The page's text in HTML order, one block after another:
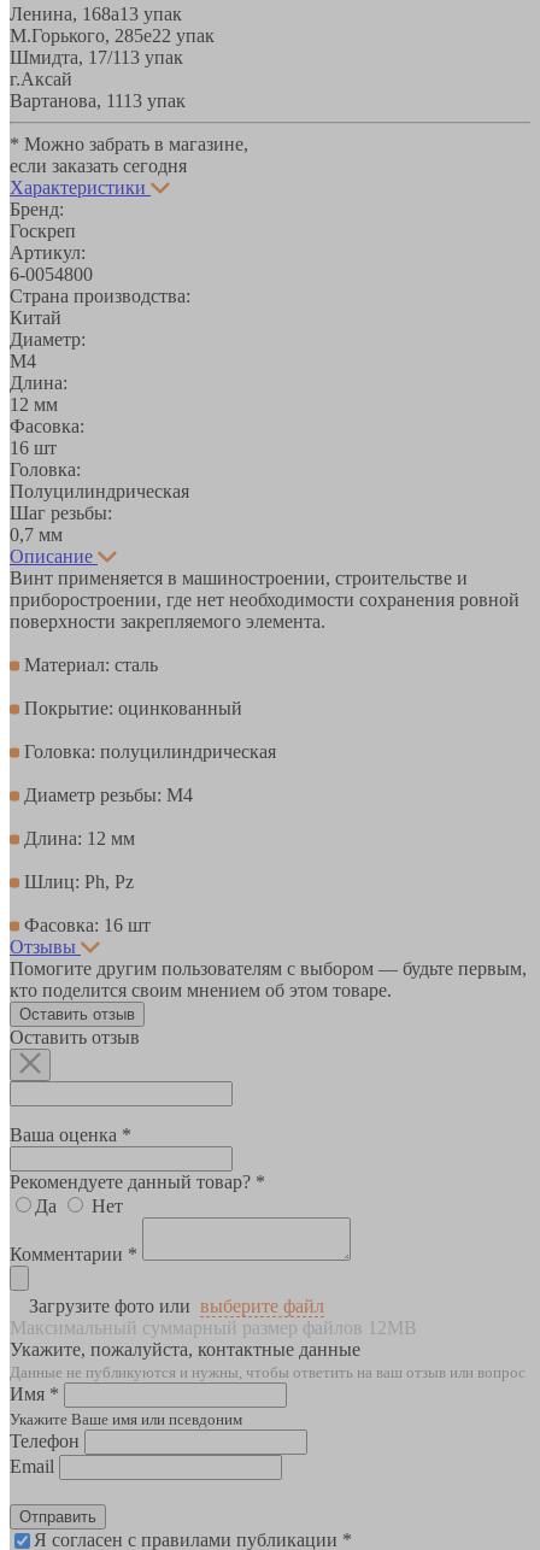
Ленина, 168а13 упак
М.Горького, 285е22 упак
Шмидта, 17/113 упак
г.Аксай
Вартанова, 1113 упак
* Можно забрать в магазине,
если заказать сегодня
Характеристики
Бренд:
Госкреп
Артикул:
6-0054800
Страна производства:
Китай
Диаметр:
М4
Длина:
12 мм
Фасовка:
16 шт
Головка:
Полуцилиндрическая
Шаг резьбы:
0,7 мм
Описание
Винт применяется в машиностроении, строительстве и
приборостроении, где нет необходимости сохранения ровной
поверхности закрепляемого элемента.
Материал: сталь
Покрытие: оцинкованный
Головка: полуцилиндрическая
Диаметр резьбы: М4
Длина: 12 мм
Шлиц: Ph, Pz
Фасовка: 16 шт
Отзывы
Помогите другим пользователям с выбором — будьте первым,
кто поделится своим мнением об этом товаре.
Оставить отзыв
Оставить отзыв
Ваша оценка *
Рекомендуете данный товар? *
Да
Нет
Комментарии *
Загрузите фото или выберите файл
Максимальный суммарный размер файлов 12MB
Укажите, пожалуйста, контактные данные
Данные не публикуются и нужны, чтобы ответить на ваш отзыв или вопрос
Имя *
Укажите Ваше имя или псевдоним
Телефон
Email
Отправить
Я согласен с правилами публикации *